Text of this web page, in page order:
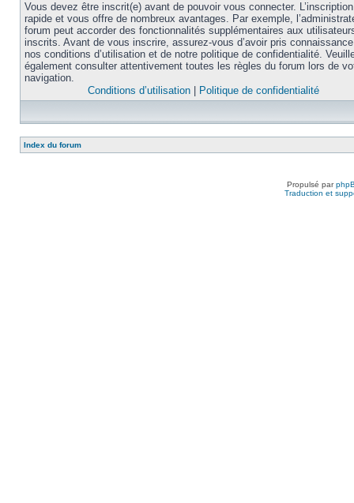
Vous devez être inscrit(e) avant de pouvoir vous connecter.
rapide et vous offre de nombreux avantages. Par exemple,
forum peut accorder des fonctionnalités supplémentaires aux
inscrits. Avant de vous inscrire, assurez-vous d’avoir pris
nos conditions d’utilisation et de notre politique de confidentialité.
également consulter attentivement toutes les règles du forum lors de
navigation.
Conditions d’utilisation
Politique de confidentialité
Index du forum
Propulsé par
Traduction et